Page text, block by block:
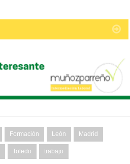
Formación León Madrid
Toledo trabajo